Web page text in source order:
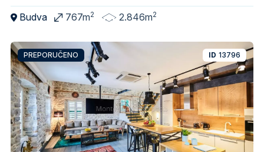
Budva 767m2 2.846m2
PREPORUČENO ID 13796